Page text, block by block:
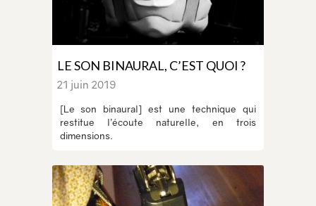
LE SON BINAURAL, C’EST QUOI ?
21 juin 2019
[Le son binaural] est une technique qui
restitue l’écoute naturelle, en trois
dimensions.